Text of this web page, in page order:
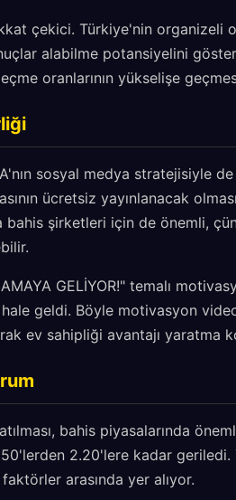
çekici. Türkiye'nin organizeli
alabilme potansiyelini
oranlarının yükselişe
sosyal medya stratejisiyle
ücretsiz yayınlanacak
şirketleri için de önemli,
GELİYOR!" temalı
geldi. Böyle motivasyon
ev sahipliği avantajı yaratma
bahis piyasalarında
2.20'lere kadar
arasında yer alıyor.